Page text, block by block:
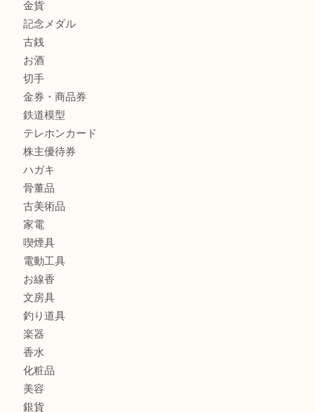
レターパック
全て
貴金属
宝石
金製品
銀製品
財布
バッグ
ブランド
時計
カメラ
食器